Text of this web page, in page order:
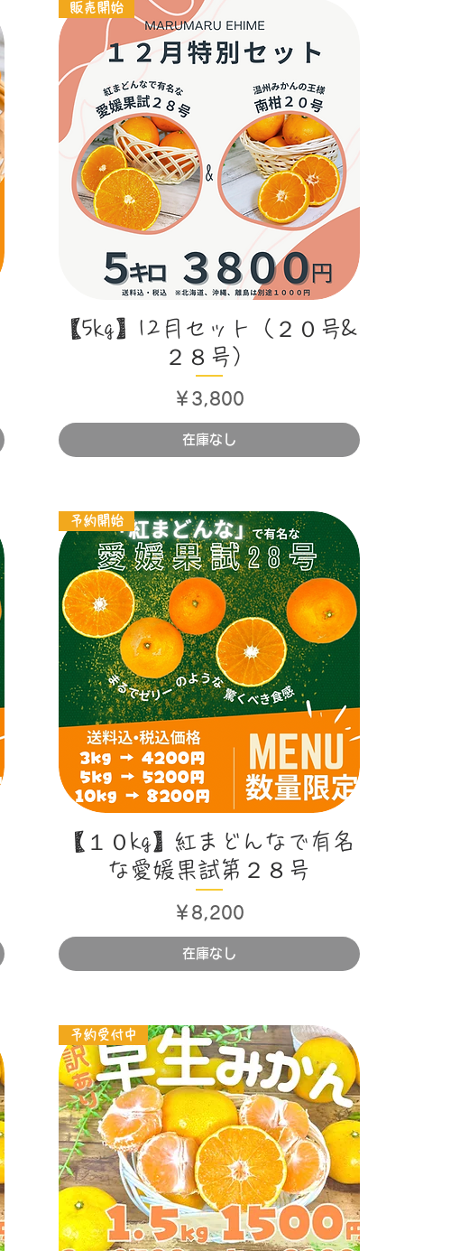
クイックビュー
販売開始
【5kg】12月セット（２０号&
２８号）
価格
￥3,800
在庫なし
クイックビュー
予約開始
【１０kg】紅まどんなで有名
な愛媛果試第２８号
価格
￥8,200
在庫なし
予約受付中